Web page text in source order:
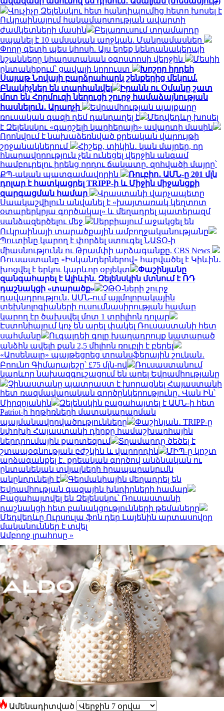
Վուչիչը Զելենսկու հետ հանդիպումից հետո խոսել է
Ուկրաինայում հակամարտության ավարտի
ժամկետների մասին
Բելառուսում տղամարդը
սպանել է 10 ամսական աղջկան. Մանրամասներ
Փողը գետի պես կհոսի. Այս երեք կենդանակերպի
նշանները կհարստանան օգոստոսի վերջին
Մեսիի
ընտանիքում՝ ցավալի կորուստ
Խոշոր հրդեհ
Սայաթ Նովայի բարձրահարկ շենքերից մեկում.
Բնակիչներ են տարհանվել
Իրանն ու Օմանը շատ
մոտ են Հորմուզի նեղուցի շուրջ համաձայնության
հասնելուն․ Արաղչի
Եվրամիության պայքարը
ռուսական գազի դեմ դանդաղել է
Մեդվեդևը խոսել
է Զելենսկու «գարշելի կարիերայի» ավարտի մասին
Որոնվում է նախաձեռնված քրեական վարույթի
շրջանակներում
Հիշեք, տիկին․ կան մայրեր, որ
հնարավորություն չեն ունեցել վերջին անգամ
համբուրելու իրենց որդու ճակատը. զոհվածի մայրը՝
ՔՊ-ական պատգամավորին
Ռուբիո․ ԱՄՆ-ը 201 մլն
դոլար է հատկացրել TRIPP-ի և Միջին միջանցքի
զարգացման համար
Վրաստանի վարչապետը
Սաակաշվիլուն անվանել է «խայտառակ կեղտոտ
օտարերկրյա գործակալ» և մեղադրել պատերազմ
սանձազերծելու մեջ
Սերբիայում աջակցել են
Ուկրաինայի տարածքային ամբողջականությանը
Պուտինը կարող է փորձել ստուգել ՆԱՏՕ-ի
միասնությունն ու Թրամփի արձագանքը. CBS News
Ռուսաստանը «Իսկանդերներով» հարվածել է Կիևին․
խոցվել է երկու կարևոր օբյեկտ
Փաշինյանը
զանգահարել է Ալիևին. Զելենսկին մտնում է ՌԴ
դաշնակցի «տարածք»
ՉԹՕ-ների շուրջ
դավադրություն․ ԱՄՆ-ում այլմոլորակային
տեխնոլոգիաների ուսումնասիրության համար
կարող էր ծախսվել մոտ 1 տրիլիոն դոլար
Էստոնիայում կոչ են արել փակել Ռուսաստանի հետ
սահմանը
Ուգալդեի գոլը խաղադրույք կատարած
անձին ավելի քան 2,5 միլիոն ռուբլի է բերել
«Արսենալը» պայթեցրեց տրանսֆերային շուկան․
Բրունո Գիմարայեշը՝ £75 մլն-ով
Ռուսաստանում
կարևոր նախազգուշացում են արել Եվրամիությանը
Չինաստանը պատրաստ է խորացնել Հայաստանի
հետ ռազմավարական գործընկերությունը․ Վան Ին՝
Միրզոյանին
Զելենսկին բացահայտել է ԱՄՆ-ի հետ
Patriot-ի հրթիռների մատակարարման
պայմանավորվածությունները
Փաշինյան․ TRIPP-ը
կփոխի Հայաստանի դիրքը համաշխարհային
ներդրումային քարտեզում
Տղամարդը ծեծել է
շտապօգնության բժշկին և վարորդին
ՄԻՊ-ը կոշտ
արձագանքել է․ քրեական գործով անձնական ու
ընտանեկան տվյալների հրապարակումն
անընդունելի է
Գերմանիային մեղադրել են
Եվրամիության գազային խնդիրների համար
Բացահայտվել են Զելենսկու՝ Ռուսաստանի
դաշնակցի հետ բանակցությունների թեմաները
Մեդվեդևը Ուրսուլա ֆոն դեր Լայենին արտասովոր
մականուններ է տվել
Ամբողջ լրահոսը »
Ամենադիտված